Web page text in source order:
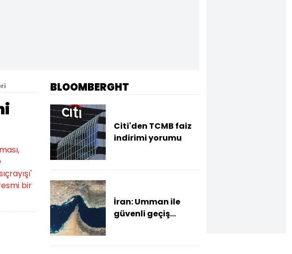
bir
BLOOMBERGHT
Citi'den TCMB faiz
indirimi yorumu
İran: Umman ile
güvenli geçiş